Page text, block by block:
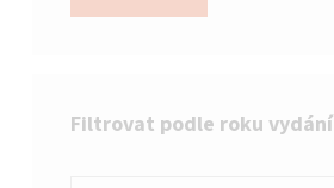
Filtrovat podle roku vydání